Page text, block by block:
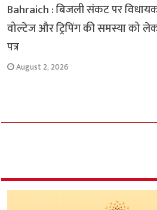
Bahraich : बिजली संकट पर
वोल्टेज और ट्रिपिंग की समस्या को
पत्र
August 2, 2026